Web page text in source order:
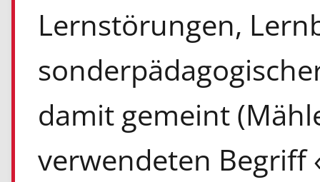
Lernstörungen,
damit gemeint
verwendeten Begriff